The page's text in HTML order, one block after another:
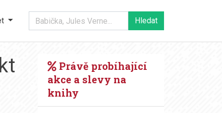
Právě probíhající
akce a slevy na
knihy